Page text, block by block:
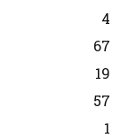
4
67
19
57
1